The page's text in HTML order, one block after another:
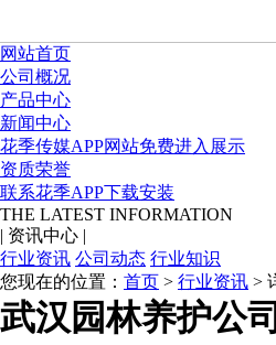
网站首页
公司概况
产品中心
新闻中心
花季传媒APP网站免费进入展示
资质荣誉
联系花季APP下载安装
THE LATEST INFORMATION
| 资讯中心 |
行业资讯 公司动态 行业知识
您现在的位置： 首页 > 行业资讯 >
武汉园林养护公